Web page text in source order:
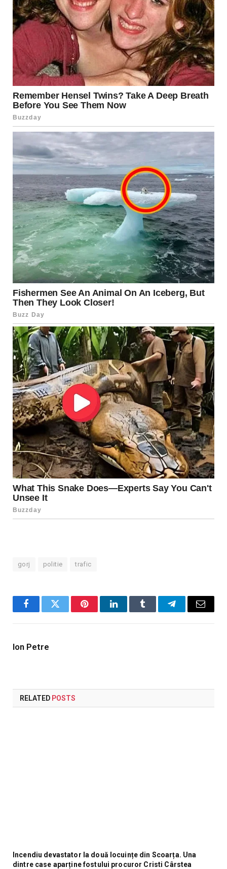
gorj politie trafic
FacebookTwitter PinterestLinkedInTumblr TelegramEmail
Ion Petre
RELATED POSTS
Incendiu devastator la două locuințe din Scoarța. Una
dintre case aparține fostului procuror Cristi Cârstea